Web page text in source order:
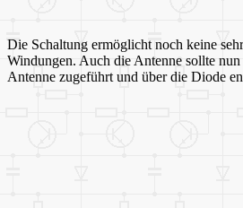
Die Schaltung ermöglicht noch keine
Windungen. Auch die Antenne sollte
Antenne zugeführt und über die Diode